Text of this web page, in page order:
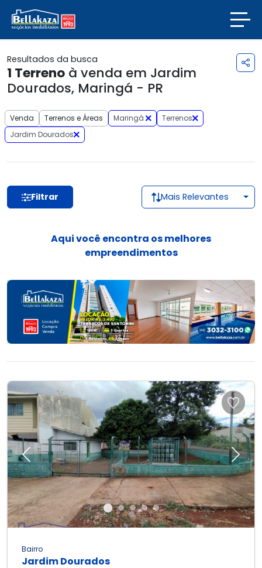
Resultados da busca
1 Terreno à venda em Jardim
Dourados, Maringá - PR
Venda Terrenos e Áreas Maringá
Terrenos
Jardim Dourados
Filtrar Mais Relevantes
Aqui você encontra os melhores
empreendimentos
Previous Next
Bairro
Jardim Dourados